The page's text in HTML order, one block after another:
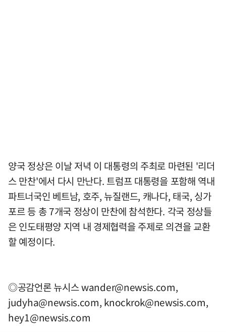
양국 정상은 이날 저녁 이 대통령의 주최로 마련된 '리더
스 만찬'에서 다시 만난다. 트럼프 대통령을 포함해 역내
파트너국인 베트남, 호주, 뉴질랜드, 캐나다, 태국, 싱가
포르 등 총 7개국 정상이 만찬에 참석한다. 각국 정상들
은 인도태평양 지역 내 경제협력을 주제로 의견을 교환
할 예정이다.
◎공감언론 뉴시스wander@newsis.com,
judyha@newsis.com,knockrok@newsis.com,
hey1@newsis.com